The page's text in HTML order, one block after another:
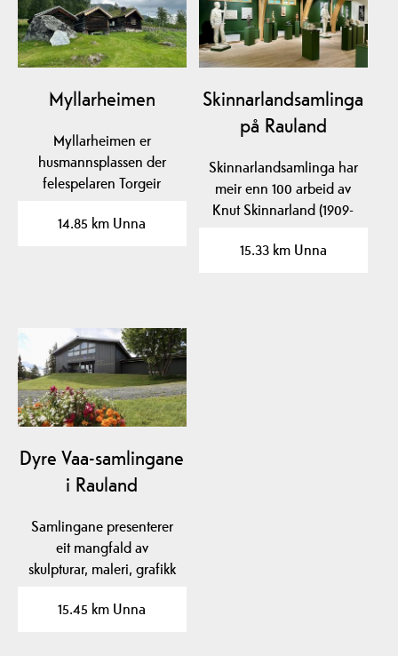
Myllarheimen
Myllarheimen er
husmannsplassen der
felespelaren Torgeir
best…
14.85 km Unna
Skinnarlandsamlinga
på Rauland
Skinnarlandsamlinga har
meir enn 100 arbeid av
Knut Skinnarland (1909-
15.33 km Unna
Dyre Vaa-samlingane
i Rauland
Samlingane presenterer
eit mangfald av
skulpturar, maleri, grafikk
15.45 km Unna